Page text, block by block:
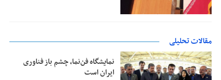
مقالات تحلیلی
نمایشگاه فن‌نما، چشم باز فناوری
ایران است